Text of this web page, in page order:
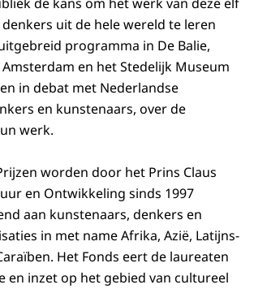
de kans om het werk van deze elf
uit de hele wereld te leren
programma in De Balie,
en het Stedelijk Museum
in debat met Nederlandse
en kunstenaars, over de
werk.
worden door het Prins Claus
en Ontwikkeling sinds 1997
aan kunstenaars, denkers en
in met name Afrika, Azië, Latijns-
Het Fonds eert de laureaten
en inzet op het gebied van cultureel